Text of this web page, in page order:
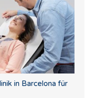
in Barcelona für